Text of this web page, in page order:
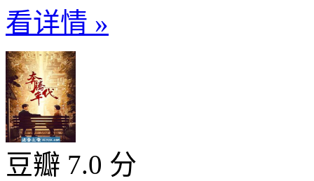
看详情 »
豆瓣 7.0 分